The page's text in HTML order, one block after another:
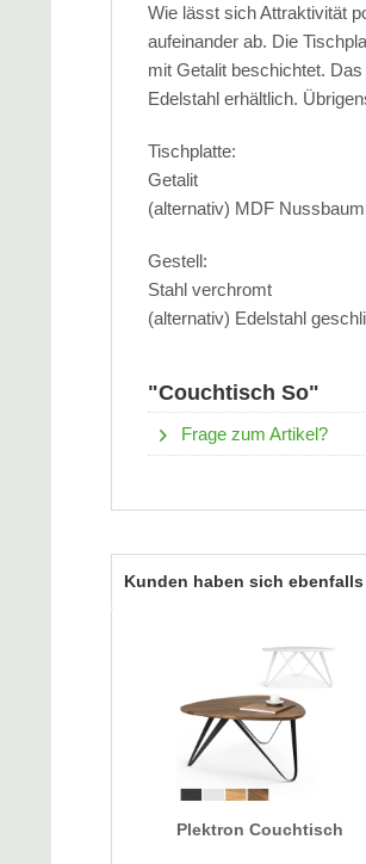
Wie lässt sich Attraktivität
aufeinander ab. Die
mit Getalit beschichtet.
Edelstahl erhältlich.
Tischplatte:
Getalit
(alternativ) MDF
Gestell:
Stahl verchromt
(alternativ) Edelstahl
"Couchtisch So"
Frage zum Artikel?
Kunden haben sich
Plektron Couchtisch